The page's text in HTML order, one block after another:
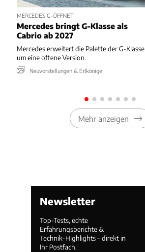
MERCEDES G-ÖFFNET
Mercedes bringt G-Klasse als
Cabrio ab 2027
Mercedes erweitert die Palette der G-Klasse
um eine offene Version.
Neuvorstellungen & Erlkönige
Mehr anzeigen
Newsletter
Top-Tests, echte
Erfahrungsberichte &
Technik-Highlights – direkt in
Ihr Postfach.